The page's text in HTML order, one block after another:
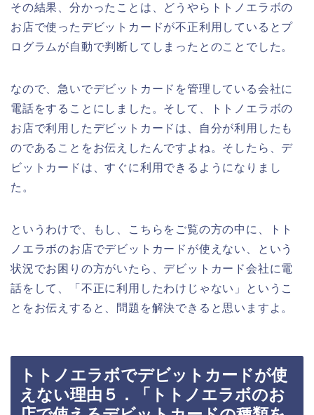
その結果、分かったことは、どうやらトトノエラボの
お店で使ったデビットカードが不正利用しているとプ
ログラムが自動で判断してしまったとのことでした。
なので、急いでデビットカードを管理している会社に
電話をすることにしました。そして、トトノエラボの
お店で利用したデビットカードは、自分が利用したも
のであることをお伝えしたんですよね。そしたら、デ
ビットカードは、すぐに利用できるようになりまし
た。
というわけで、もし、こちらをご覧の方の中に、トト
ノエラボのお店でデビットカードが使えない、という
状況でお困りの方がいたら、デビットカード会社に電
話をして、「不正に利用したわけじゃない」というこ
とをお伝えすると、問題を解決できると思いますよ。
トトノエラボでデビットカードが使
えない理由５．「トトノエラボのお